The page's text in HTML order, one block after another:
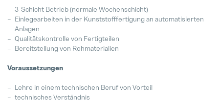
27. August 2025
3-Schicht Betrieb (normale Wochenschicht)
Einlegearbeiten in der Kunststofffertigung an automatisierten
Anlagen
Qualitätskontrolle von Fertigteilen
Bereitstellung von Rohmaterialien
Voraussetzungen
Lehre in einem technischen Beruf von Vorteil
technisches Verständnis